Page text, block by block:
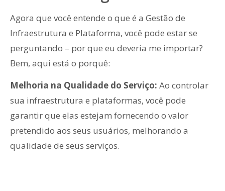
Agora que você entende o que é a Gestão de
Infraestrutura e Plataforma, você pode estar se
perguntando – por que eu deveria me importar?
Bem, aqui está o porquê:
Melhoria na Qualidade do Serviço: Ao controlar
sua infraestrutura e plataformas, você pode
garantir que elas estejam fornecendo o valor
pretendido aos seus usuários, melhorando a
qualidade de seus serviços.